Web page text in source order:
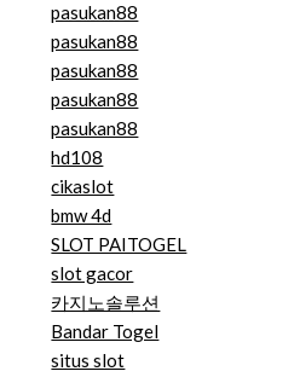
pasukan88
pasukan88
pasukan88
pasukan88
pasukan88
hd108
cikaslot
bmw 4d
SLOT PAITOGEL
slot gacor
카지노솔루션
Bandar Togel
situs slot